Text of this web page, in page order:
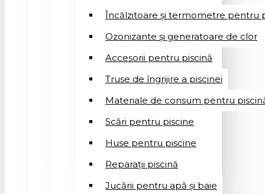
Încălzitoare și termometre pentru
Ozonizante și generatoare de clor
Accesorii pentru piscină
Truse de îngrijire a piscinei
Materiale de consum pentru
Scări pentru piscine
Huse pentru piscine
Reparații piscină
Jucării pentru apă și baie